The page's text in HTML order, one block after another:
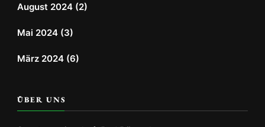
August 2024 (2)
Mai 2024 (3)
März 2024 (6)
ÜBER UNS